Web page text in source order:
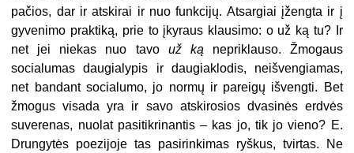
pačios, dar ir atskirai ir nuo funkcijų. Atsargiai įžengta ir į
gyvenimo praktiką, prie to įkyraus klausimo: o už ką tu? Ir
net jei niekas nuo tavo už ką nepriklauso. Žmogaus
socialumas daugialypis ir daugiaklodis, neišvengiamas,
net bandant socialumo, jo normų ir pareigų išvengti. Bet
žmogus visada yra ir savo atskirosios dvasinės erdvės
suverenas, nuolat pasitikrinantis – kas jo, tik jo vieno? E.
Drungytės poezijoje tas pasirinkimas ryškus, tvirtas. Ne